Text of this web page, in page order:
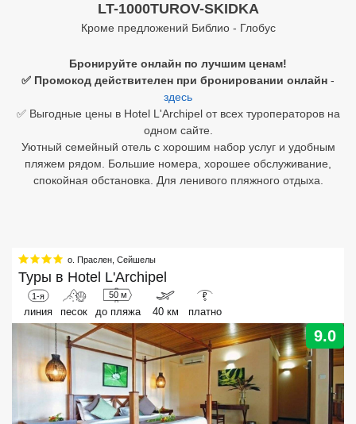
LT-1000TUROV-SKIDKA
Кроме предложений Библио - Глобус
Бронируйте онлайн по лучшим ценам!
✅ Промокод действителен при бронировании онлайн -
здесь
✅ Выгодные цены в Hotel L'Archipel от всех туроператоров на
одном сайте.
Уютный семейный отель с хорошим набор услуг и удобным
пляжем рядом. Большие номера, хорошее обслуживание,
спокойная обстановка. Для ленивого пляжного отдыха.
о. Праслен Сейшелы
Туры в Hotel L'Archipel
1-я
линия песок
50 м
до пляжа 40 км
₽
платно
9.0
Шри Ланка
Хайнань
Северный Гоа
Занзибар
Абхазия
Большой Сочи